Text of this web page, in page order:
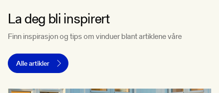
La deg bli inspirert
Finn inspirasjon og tips om vinduer blant artiklene våre
Alle artikler